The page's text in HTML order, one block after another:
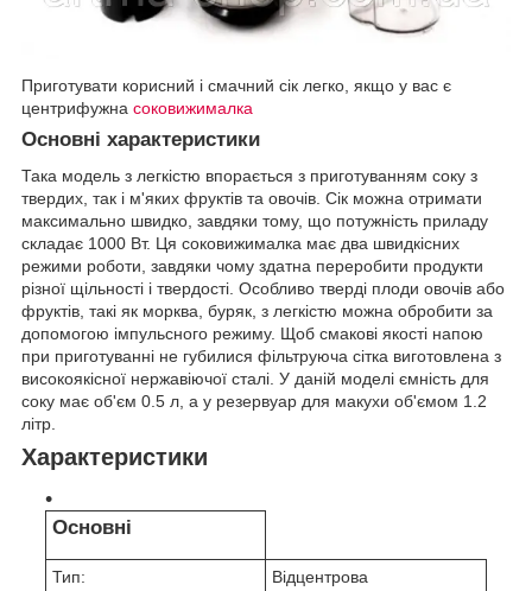
Приготувати корисний і смачний сік легко, якщо у вас є
центрифужна соковижималка
Основні характеристики
Така модель з легкістю впорається з приготуванням соку з
твердих, так і м'яких фруктів та овочів. Сік можна отримати
максимально швидко, завдяки тому, що потужність приладу
складає 1000 Вт. Ця соковижималка має два швидкісних
режими роботи, завдяки чому здатна переробити продукти
різної щільності і твердості. Особливо тверді плоди овочів або
фруктів, такі як морква, буряк, з легкістю можна обробити за
допомогою імпульсного режиму. Щоб смакові якості напою
при приготуванні не губилися фільтруюча сітка виготовлена з
високоякісної нержавіючої сталі. У даній моделі ємність для
соку має об'єм 0.5 л, а у резервуар для макухи об'ємом 1.2
літр.
Характеристики
Основні
Тип:
Відцентрова